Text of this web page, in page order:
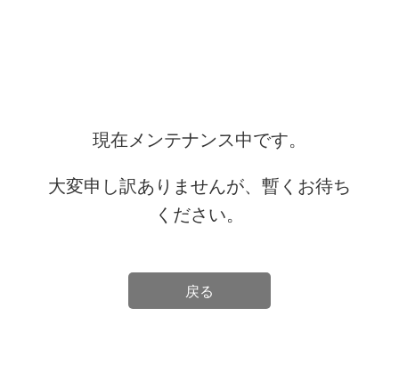
現在メンテナンス中です。
大変申し訳ありませんが、暫くお待ち
ください。
戻る